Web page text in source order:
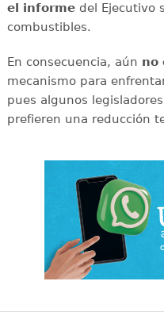
el informedel Ejecutivo
combustibles.
En consecuencia, aún no
mecanismo para
pues algunos
prefieren una reducción